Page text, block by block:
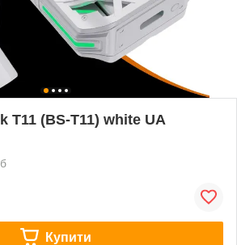
T11 (BS-T11) white UA
Купити